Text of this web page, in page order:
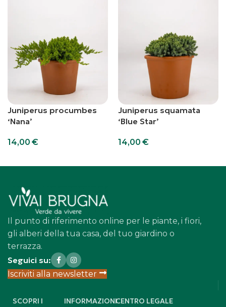
Juniperus procumbes
‘Nana’
14,00 €
Juniperus squamata
‘Blue Star’
14,00 €
Il punto di riferimento online per le piante, i fiori,
gli alberi della tua casa, del tuo giardino o
terrazza.
Seguici su:
Iscriviti alla newsletter
SCOPRI I
INFORMAZIONICENTRO LEGALE